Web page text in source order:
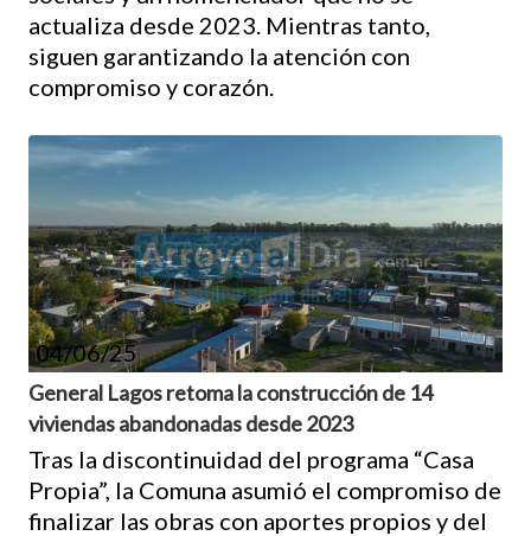
actualiza desde 2023. Mientras tanto,
siguen garantizando la atención con
compromiso y corazón.
04/06/25
General Lagos retoma la construcción de 14
viviendas abandonadas desde 2023
Tras la discontinuidad del programa “Casa
Propia”, la Comuna asumió el compromiso de
finalizar las obras con aportes propios y del